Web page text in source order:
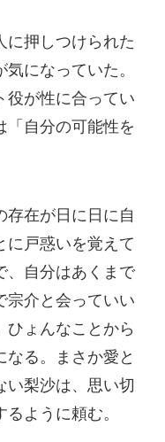
に押しつけられた
になっていた。
役が性に合ってい
「自分の可能性を
存在が日に日に自
に戸惑いを覚えて
、自分はあくまで
宗介と会っていい
ひょんなことから
る。まさか愛と
い梨沙は、思い切
ように頼む。